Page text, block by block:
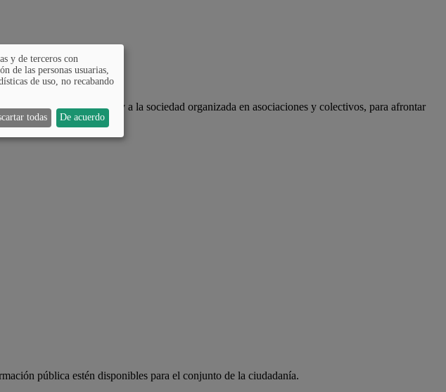
a la ciudadanía y a la sociedad organizada en asociaciones y colectivos, para afrontar
pública estén disponibles para el conjunto de la ciudadanía.
y de terceros con
de las personas usuarias,
de uso, no recabando
todas De acuerdo